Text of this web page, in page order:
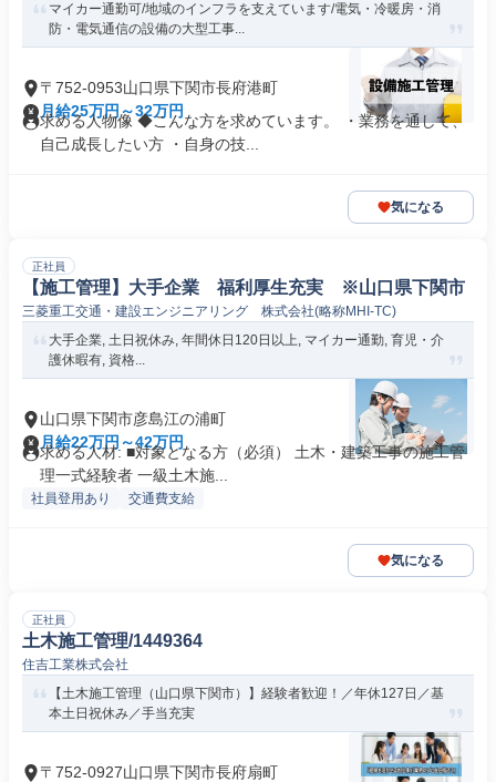
マイカー通勤可/地域のインフラを支えています/電気・冷暖房・消
防・電気通信の設備の大型工事...
〒752-0953山口県下関市長府港町
月給25万円～32万円
求める人物像 ◆こんな方を求めています。 ・業務を通して、
自己成長したい方 ・自身の技...
気になる
正社員
【施工管理】大手企業 福利厚生充実 ※山口県下関市
三菱重工交通・建設エンジニアリング 株式会社(略称MHI-TC)
大手企業, 土日祝休み, 年間休日120日以上, マイカー通勤, 育児・介
護休暇有, 資格...
山口県下関市彦島江の浦町
月給22万円～42万円
求める人材: ■対象となる方（必須） 土木・建築工事の施工管
理一式経験者 一級土木施...
社員登用あり 交通費支給
気になる
正社員
土木施工管理/1449364
住吉工業株式会社
【土木施工管理（山口県下関市）】経験者歓迎！／年休127日／基
本土日祝休み／手当充実
〒752-0927山口県下関市長府扇町